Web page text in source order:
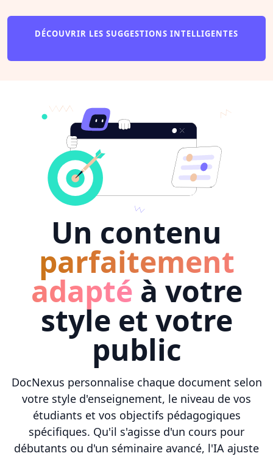
DÉCOUVRIR LES SUGGESTIONS INTELLIGENTES
Un contenu
parfaitement
adapté à votre
style et votre
public
DocNexus personnalise chaque document selon
votre style d'enseignement, le niveau de vos
étudiants et vos objectifs pédagogiques
spécifiques. Qu'il s'agisse d'un cours pour
débutants ou d'un séminaire avancé, l'IA ajuste